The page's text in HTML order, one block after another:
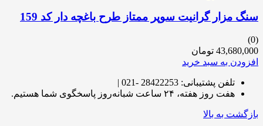
سنگ مزار گرانیت سوپر ممتاز طرح باغچه دار کد 159
(0)
43,680,000 تومان
افزودن به سبد خرید
تلفن پشتیبانی: 28422253 -021 |
هفت روز هفته، ۲۴ ساعت شبانه‌روز پاسخگوی شما هستیم.
بازگشت به بالا